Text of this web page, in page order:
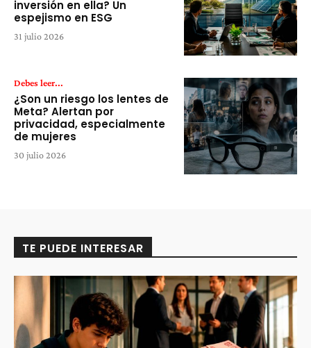
inversión en ella? Un
espejismo en ESG
31 julio 2026
Debes leer...
¿Son un riesgo los lentes de
Meta? Alertan por
privacidad, especialmente
de mujeres
30 julio 2026
TE PUEDE INTERESAR